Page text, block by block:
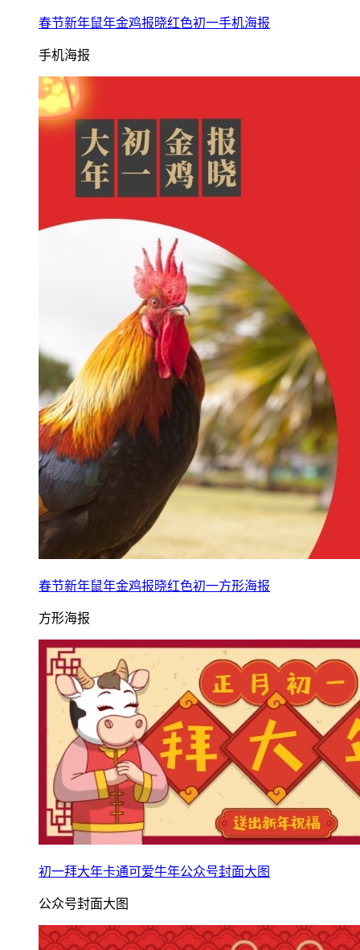
春节新年鼠年金鸡报晓红色初一手机海报
手机海报
春节新年鼠年金鸡报晓红色初一方形海报
方形海报
初一拜大年卡通可爱牛年公众号封面大图
公众号封面大图